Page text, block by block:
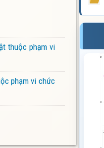
thuộc phạm vi
phạm vi chức